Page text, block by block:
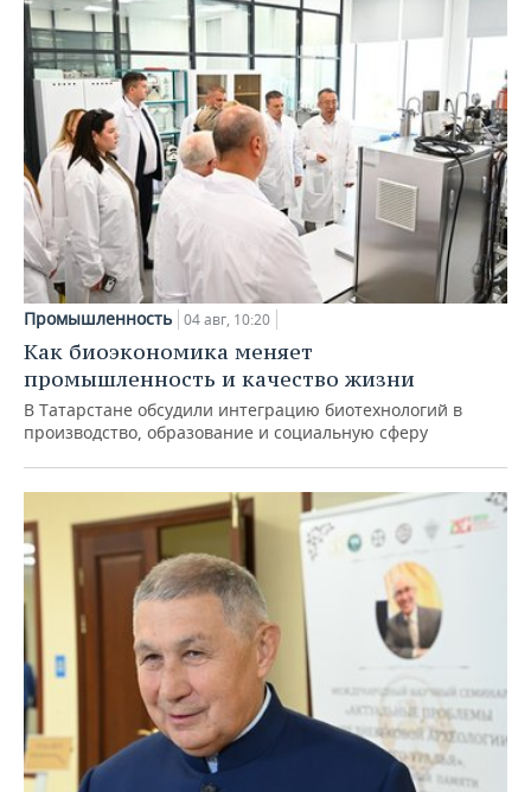
Промышленность 04 авг, 10:20
Как биоэкономика меняет
промышленность и качество жизни
В Татарстане обсудили интеграцию биотехнологий в
производство, образование и социальную сферу